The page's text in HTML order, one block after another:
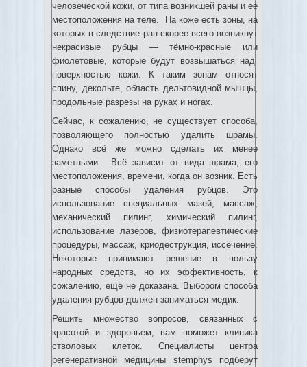
человеческой кожи, от типа возникшей раны и её
местоположения на теле. На коже есть зоны, на
которых в следствие ран скорее всего возникнут
некрасивые рубцы — тёмно-красные или
фиолетовые, которые будут возвышаться над
поверхностью кожи. К таким зонам относят
спину, декольте, область дельтовидной мышцы,
продольные разрезы на руках и ногах.
Сейчас, к сожалению, не существует способа,
позволяющего полностью удалить шрамы.
Однако всё же можно сделать их менее
заметными. Всё зависит от вида шрама, его
местоположения, времени, когда он возник. Есть
разные способы удаления рубцов. Это
использование специальных мазей, массаж,
механический пилинг, химический пилинг,
использование лазеров, физиотерапевтические
процедуры, массаж, криодеструкция, иссечение.
Некоторые принимают решение в пользу
народных средств, но их эффективность, к
сожалению, ещё не доказана. Выбором способа
удаления рубцов должен заниматься медик.
Решить множество вопросов, связанных с
красотой и здоровьем, вам поможет клиника
стволовых клеток. Специалисты центра
регенеративной медицины stemphys подберут